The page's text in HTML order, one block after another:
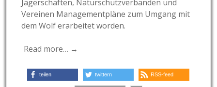
Jägerschaften, Naturschutzverbänden und
Vereinen Managementpläne zum Umgang mit
dem Wolf erarbeitet worden.
Read more… →
teilen twittern RSS-feed